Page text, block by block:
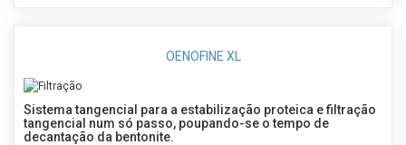
OENOFINE XL
Sistema tangencial para a estabilização proteica e filtração
tangencial num só passo, poupando-se o tempo de
decantação da bentonite.